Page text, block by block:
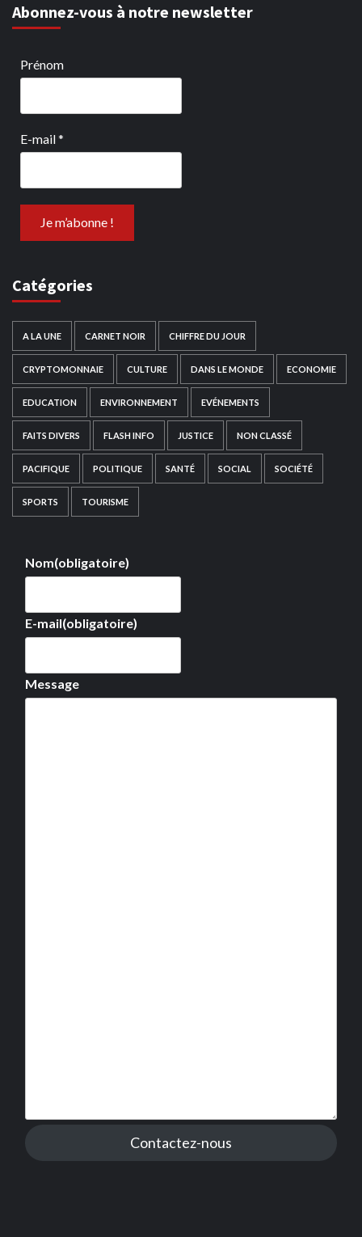
Abonnez-vous à notre newsletter
Prénom
E-mail*
Catégories
A LA UNE CARNET NOIR CHIFFRE DU JOUR
CRYPTOMONNAIE CULTURE DANS LE MONDE ECONOMIE
EDUCATION ENVIRONNEMENT EVÉNEMENTS
FAITS DIVERS FLASH INFO JUSTICE NON CLASSÉ
PACIFIQUE POLITIQUE SANTÉ SOCIAL SOCIÉTÉ
SPORTS TOURISME
Nom(obligatoire)
E-mail(obligatoire)
Message
Contactez-nous